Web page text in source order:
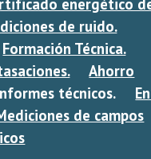
energético
de ruido.
Formación Técnica.
Ahorro
técnicos.
de campos